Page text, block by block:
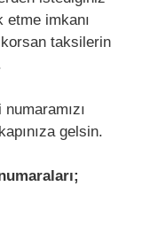
etme imkanı
taksilerin
gelsin.